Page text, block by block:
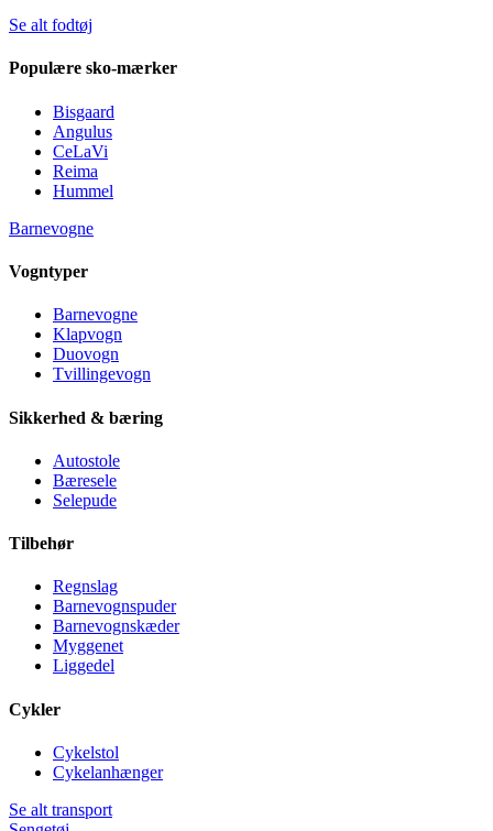
Se alt fodtøj
Populære sko-mærker
Bisgaard
Angulus
CeLaVi
Reima
Hummel
Barnevogne
Vogntyper
Barnevogne
Klapvogn
Duovogn
Tvillingevogn
Sikkerhed & bæring
Autostole
Bæresele
Selepude
Tilbehør
Regnslag
Barnevognspuder
Barnevognskæder
Myggenet
Liggedel
Cykler
Cykelstol
Cykelanhænger
Se alt transport